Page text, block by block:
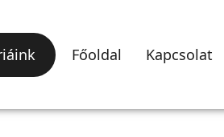
Főoldal Kapcsolat